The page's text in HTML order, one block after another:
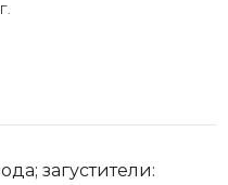
загустители: